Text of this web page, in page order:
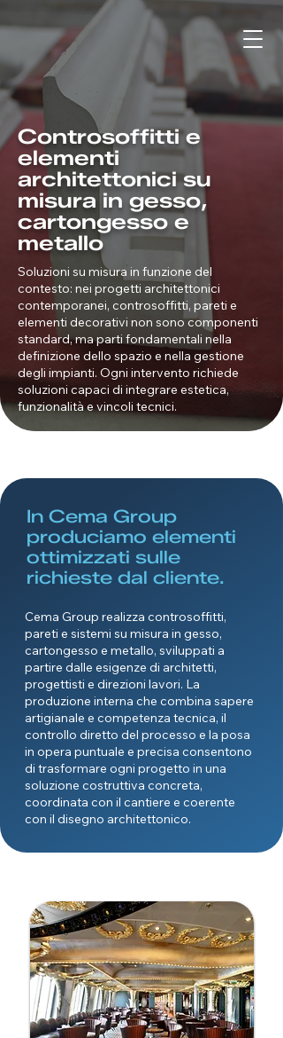
Controsoffitti e
elementi
architettonici su
misura in gesso,
cartongesso e
metallo
Soluzioni su misura in funzione del
contesto: nei progetti architettonici
contemporanei, controsoffitti, pareti e
elementi decorativi non sono componenti
standard, ma parti fondamentali nella
definizione dello spazio e nella gestione
degli impianti. Ogni intervento richiede
soluzioni capaci di integrare estetica,
funzionalità e vincoli tecnici.
In Cema Group
produciamo elementi
ottimizzati sulle
richieste dal cliente.
Cema Group realizza controsoffitti,
pareti e sistemi su misura in gesso,
cartongesso e metallo, sviluppati a
partire dalle esigenze di architetti,
progettisti e direzioni lavori. La
produzione interna che combina sapere
artigianale e competenza tecnica, il
controllo diretto del processo e la posa
in opera puntuale e precisa consentono
di trasformare ogni progetto in una
soluzione costruttiva concreta,
coordinata con il cantiere e coerente
con il disegno architettonico.